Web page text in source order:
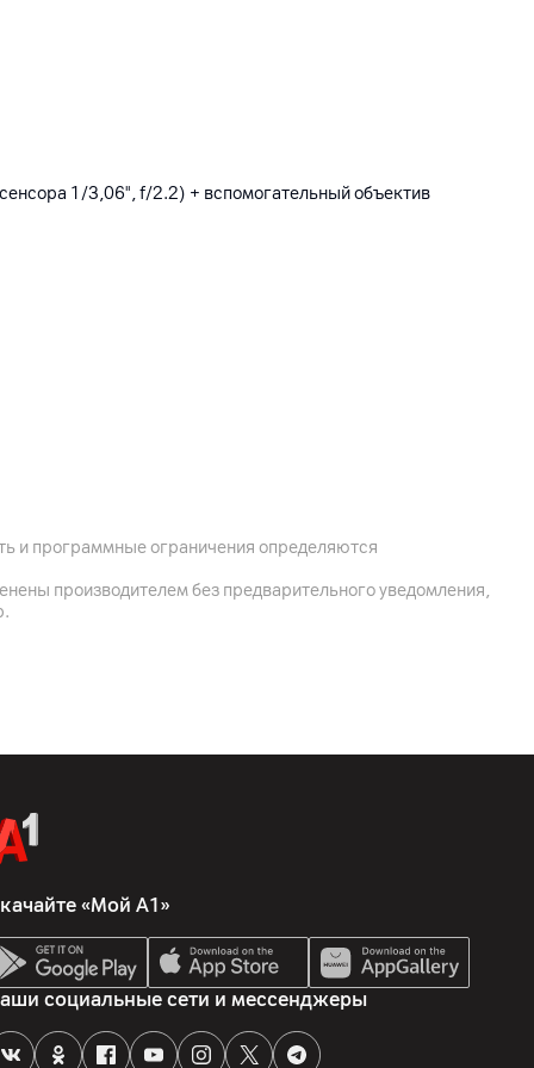
1/3,06", f/2.2) + вспомогательный объектив
UMTS (3G) 850/900/2100; LTE (4G)
и программные ограничения определяются
производителем без предварительного уведомления,
«Мой А1»
социальные сети и мессенджеры